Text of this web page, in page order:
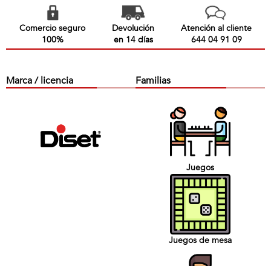
Comercio seguro
100%
Devolución
en 14 días
Atención al cliente
644 04 91 09
Marca / licencia Familias
Juegos
Juegos de mesa